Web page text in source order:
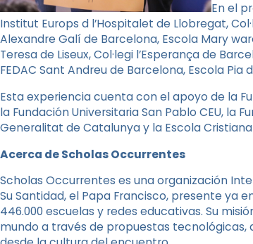
En el
Institut Europs d l’Hospitalet de Llobregat,
Alexandre Galí de Barcelona, Escola Mary
Teresa de Liseux, Col·legi l’Esperança de
FEDAC Sant Andreu de Barcelona, Escola Pia
Esta experiencia cuenta con el apoyo de la
la Fundación Universitaria San Pablo CEU, la
Generalitat de Catalunya y la Escola
Acerca de Scholas Occurrentes
Scholas Occurrentes es una organización
Su Santidad, el Papa Francisco, presente ya
446.000 escuelas y redes educativas. Su
mundo a través de propuestas